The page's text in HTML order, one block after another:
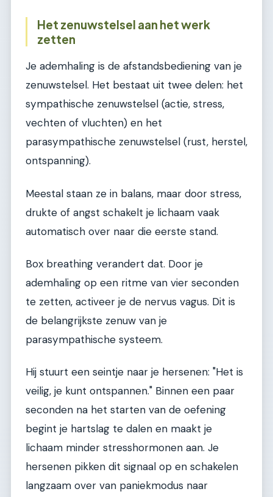
Het zenuwstelsel aan het werk
zetten
Je ademhaling is de afstandsbediening van je
zenuwstelsel. Het bestaat uit twee delen: het
sympathische zenuwstelsel (actie, stress,
vechten of vluchten) en het
parasympathische zenuwstelsel (rust, herstel,
ontspanning).
Meestal staan ze in balans, maar door stress,
drukte of angst schakelt je lichaam vaak
automatisch over naar die eerste stand.
Box breathing verandert dat. Door je
ademhaling op een ritme van vier seconden
te zetten, activeer je de nervus vagus. Dit is
de belangrijkste zenuw van je
parasympathische systeem.
Hij stuurt een seintje naar je hersenen: "Het is
veilig, je kunt ontspannen." Binnen een paar
seconden na het starten van de oefening
begint je hartslag te dalen en maakt je
lichaam minder stresshormonen aan. Je
hersenen pikken dit signaal op en schakelen
langzaam over van paniekmodus naar